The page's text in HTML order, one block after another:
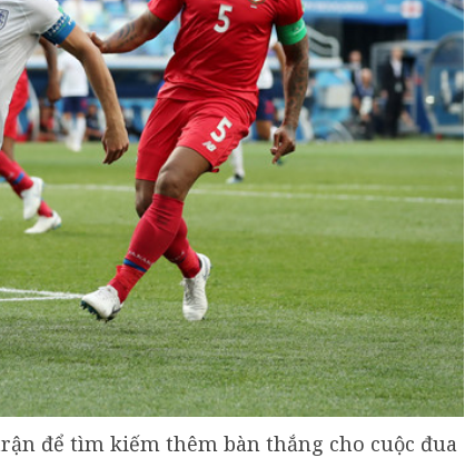
để tìm kiếm thêm bàn thắng cho cuộc đua